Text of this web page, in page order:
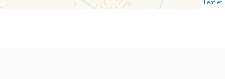
Leaflet